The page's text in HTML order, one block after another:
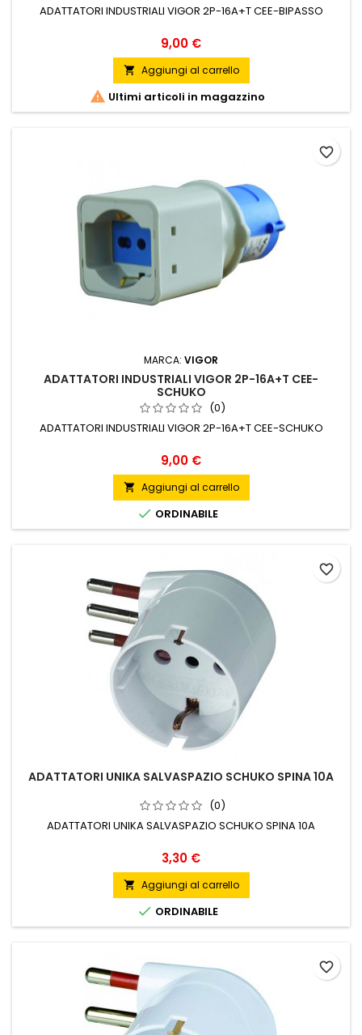
ADATTATORI INDUSTRIALI VIGOR 2P-16A+T CEE-BIPASSO
Prezzo
9,00 €
 Aggiungi al carrello
 Ultimi articoli in magazzino
MARCA: VIGOR
ADATTATORI INDUSTRIALI VIGOR 2P-16A+T CEE-
SCHUKO
(0)
ADATTATORI INDUSTRIALI VIGOR 2P-16A+T CEE-SCHUKO
Prezzo
9,00 €
 Aggiungi al carrello
 ORDINABILE
favorite_border
ADATTATORI UNIKA SALVASPAZIO SCHUKO SPINA 10A
(0)
ADATTATORI UNIKA SALVASPAZIO SCHUKO SPINA 10A
Prezzo
3,30 €
 Aggiungi al carrello
 ORDINABILE
favorite_border
favorite_border